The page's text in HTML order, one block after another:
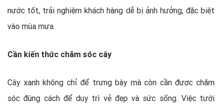
nước tốt, trải nghiệm khách hàng dễ bị ảnh hưởng, đặc biệt
vào mùa mưa.
Cần kiến thức chăm sóc cây
Cây xanh không chỉ để trưng bày mà còn cần được chăm
sóc đúng cách để duy trì vẻ đẹp và sức sống. Việc tưới